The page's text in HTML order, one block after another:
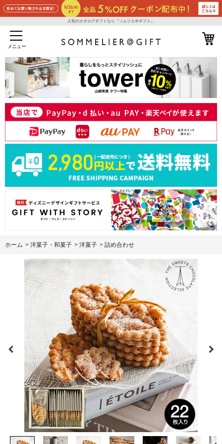
人気のカタログギフトなら『ソムリエ＠ギフト』
メニュー
ホーム > 洋菓子・和菓子 > 洋菓子 > 詰め合わせ